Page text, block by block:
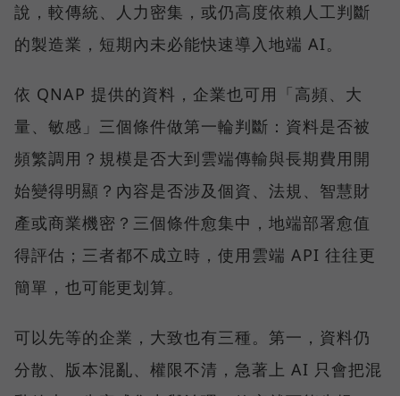
說，較傳統、人力密集，或仍高度依賴人工判斷
的製造業，短期內未必能快速導入地端 AI。
依 QNAP 提供的資料，企業也可用「高頻、大
量、敏感」三個條件做第一輪判斷：資料是否被
頻繁調用？規模是否大到雲端傳輸與長期費用開
始變得明顯？內容是否涉及個資、法規、智慧財
產或商業機密？三個條件愈集中，地端部署愈值
得評估；三者都不成立時，使用雲端 API 往往更
簡單，也可能更划算。
可以先等的企業，大致也有三種。第一，資料仍
分散、版本混亂、權限不清，急著上 AI 只會把混